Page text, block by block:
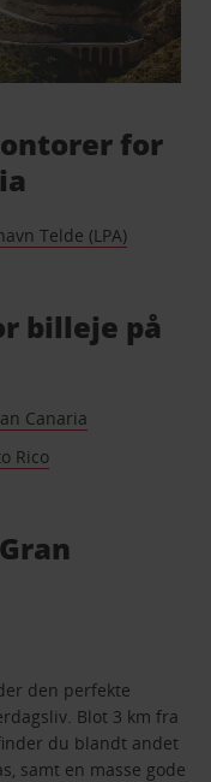
for
Telde (LPA)
billeje på
Canaria
Rico
den perfekte
Blot 3 km fra
du blandt andet
samt en masse gode